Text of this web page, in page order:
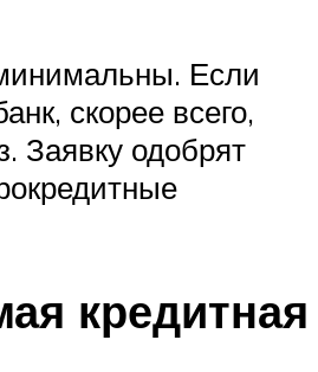
Если
скорее всего,
Заявку одобрят
кредитная